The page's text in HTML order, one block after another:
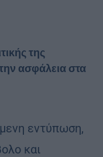
της
ασφάλεια στα
εντύπωση,
και